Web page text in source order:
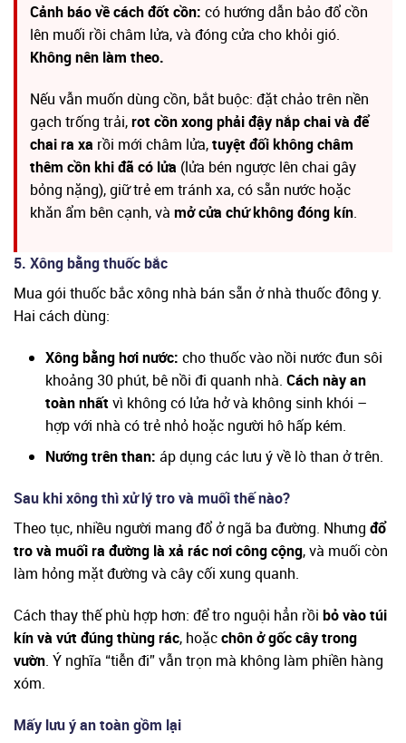
Cảnh báo về cách đốt cồn: có hướng dẫn bảo đổ cồn
lên muối rồi châm lửa, và đóng cửa cho khỏi gió.
Không nên làm theo.
Nếu vẫn muốn dùng cồn, bắt buộc: đặt chảo trên nền
gạch trống trải,rot cồn xong phải đậy nắp chai và để
chai ra xa rồi mới châm lửa,tuyệt đối không châm
thêm cồn khi đã có lửa (lửa bén ngược lên chai gây
bỏng nặng), giữ trẻ em tránh xa, có sẵn nước hoặc
khăn ẩm bên cạnh, và mở cửa chứ không đóng kín.
5. Xông bằng thuốc bắc
Mua gói thuốc bắc xông nhà bán sẵn ở nhà thuốc đông y.
Hai cách dùng:
Xông bằng hơi nước: cho thuốc vào nồi nước đun sôi
khoảng 30 phút, bê nồi đi quanh nhà. Cách này an
toàn nhấtvì không có lửa hở và không sinh khói –
hợp với nhà có trẻ nhỏ hoặc người hô hấp kém.
Nướng trên than: áp dụng các lưu ý về lò than ở trên.
Sau khi xông thì xử lý tro và muối thế nào?
Theo tục, nhiều người mang đổ ở ngã ba đường. Nhưng đổ
tro và muối ra đường là xả rác nơi công cộng, và muối còn
làm hỏng mặt đường và cây cối xung quanh.
Cách thay thế phù hợp hơn: để tro nguội hẳn rồi bỏ vào túi
kín và vứt đúng thùng rác, hoặcchôn ở gốc cây trong
vườn. Ý nghĩa “tiễn đi” vẫn trọn mà không làm phiền hàng
xóm.
Mấy lưu ý an toàn gồm lại